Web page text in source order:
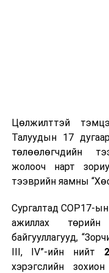
асуудлыг төр
ӨМНӨХ МЭДЭЭ
Үс шинээр үргээлгэх
сайжирна
Цөлжилттэй
Талуудын 17
төлөөлөгчдийн
жолооч нарт
тээврийн яамны
Сургалтад COP17-
ажиллах
байгууллагууд,
III, IV”-ийн нийт
хэрэгслийн